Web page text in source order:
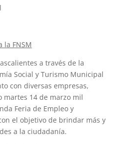
la FNSM
a través de la
Social y Turismo Municipal
con diversas empresas,
14 de marzo mil
Feria de Empleo y
el objetivo de brindar más y
a la ciudadanía.